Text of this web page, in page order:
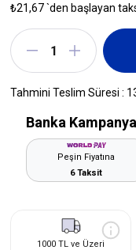
₺21,67`den başlayan
Tahmini Teslim Süresi :
Banka
Peşin Fiyatına
6 Taksit
1000 TL ve Üzeri